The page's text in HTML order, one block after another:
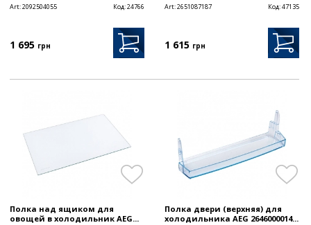
Art:2092504055 Код:24766
1 695 грн
Art:2651087187 Код:47135
1 615 грн
Полка над ящиком для
овощей в холодильник AEG...
Полка двери (верхняя) для
холодильника AEG 2646000014...